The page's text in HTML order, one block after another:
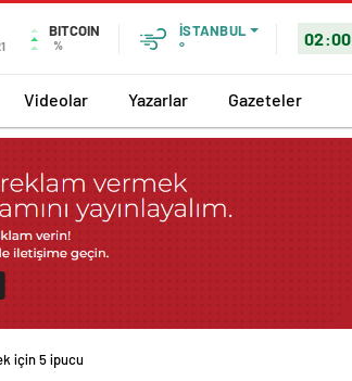
BITCOIN
%
İSTANBUL
°
02:00
Videolar Yazarlar Gazeteler
için 5 ipucu